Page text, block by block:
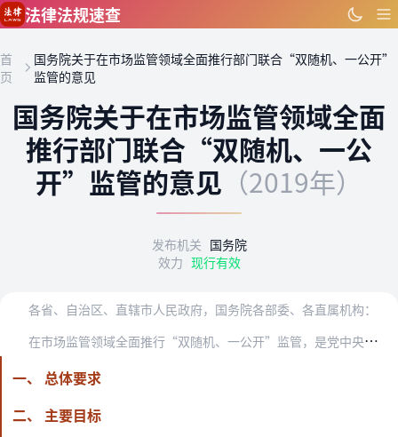
跳到主要内容
法律法规速查
首
页
国务院关于在市场监管领域全面推行部门联合“双随机、一公开”
监管的意见
国务院关于在市场监管领域全面
推行部门联合“双随机、一公
开”监管的意见 （2019年）
发布机关 国务院
效力 现行有效
各省、自治区、直辖市人民政府，国务院各部委、各直属机构：
在
市场监管领域全面推行“双随机、一公开”监管，是党中央、国务院作出的重大决策部署，是市场监管理念和方式的重大创新，是深化“放管服”改革、加快政府职能转变的内在要…
一、 总体要求
二、 主要目标